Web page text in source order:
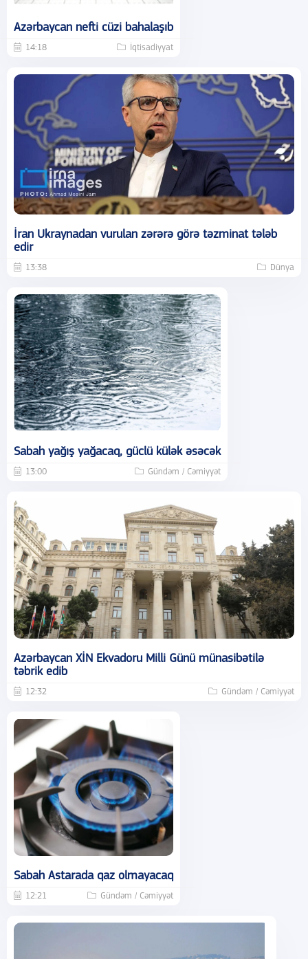
Azərbaycan nefti cüzi bahalaşıb
14:18 İqtisadiyyat
İran Ukraynadan vurulan zərərə görə təzminat tələb
edir
13:38 Dünya
Sabah yağış yağacaq, güclü külək əsəcək
13:00 Gündəm / Cəmiyyət
Azərbaycan XİN Ekvadoru Milli Günü münasibətilə
təbrik edib
12:32 Gündəm / Cəmiyyət
Sabah Astarada qaz olmayacaq
12:21 Gündəm / Cəmiyyət